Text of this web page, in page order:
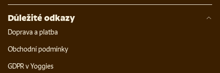
Důležité odkazy
Doprava a platba
Obchodní podmínky
GDPR v Yoggies